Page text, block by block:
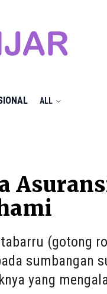
ALL
(gotong
sumbangan
yang